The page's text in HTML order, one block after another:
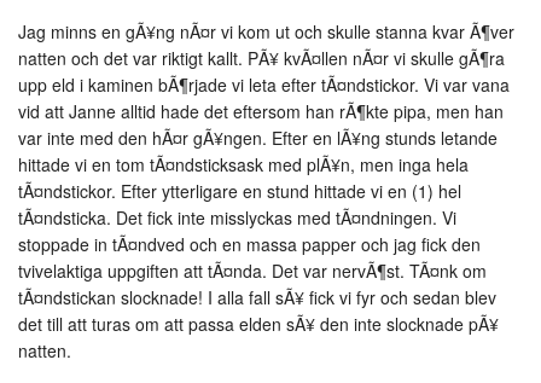
Jag minns en gÃ¥ng nÃ¤r vi kom ut och skulle stanna kvar Ã¶ver
natten och det var riktigt kallt. PÃ¥ kvÃ¤llen nÃ¤r vi skulle gÃ¶ra
upp eld i kaminen bÃ¶rjade vi leta efter tÃ¤ndstickor. Vi var vana
vid att Janne alltid hade det eftersom han rÃ¶kte pipa, men han
var inte med den hÃ¤r gÃ¥ngen. Efter en lÃ¥ng stunds letande
hittade vi en tom tÃ¤ndsticksask med plÃ¥n, men inga hela
tÃ¤ndstickor. Efter ytterligare en stund hittade vi en (1) hel
tÃ¤ndsticka. Det fick inte misslyckas med tÃ¤ndningen. Vi
stoppade in tÃ¤ndved och en massa papper och jag fick den
tvivelaktiga uppgiften att tÃ¤nda. Det var nervÃ¶st. TÃ¤nk om
tÃ¤ndstickan slocknade! I alla fall sÃ¥ fick vi fyr och sedan blev
det till att turas om att passa elden sÃ¥ den inte slocknade pÃ¥
natten.